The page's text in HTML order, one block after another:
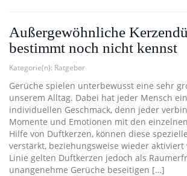
Außergewöhnliche
bestimmt noch nicht kennst
Kategorie(n): Ratgeber
Gerüche spielen unterbewusst eine sehr
unserem Alltag. Dabei hat jeder Mensch
individuellen Geschmack, denn jeder
Momente und Emotionen mit den
Hilfe von Duftkerzen, können diese
verstärkt, beziehungsweise wieder
Linie gelten Duftkerzen jedoch als
unangenehme Gerüche beseitigen […]